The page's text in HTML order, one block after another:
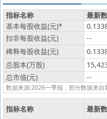
指标名称 最新
基本每股收益(元)*
扣非每股收益(元)
--
稀释每股收益(元)
总股本(万股)
总市值(元)
--
数据来源:2026一季报，部分数据来
指标名称 最新